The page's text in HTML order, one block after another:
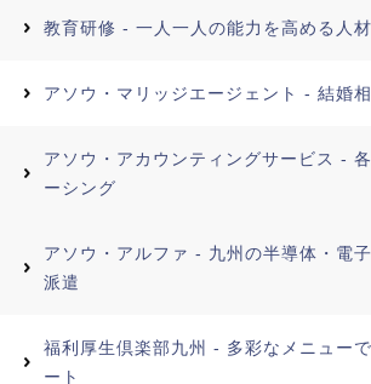
教育研修 - 一人一人の能力を高める人
アソウ・マリッジエージェント - 結婚
アソウ・アカウンティングサービス -
ーシング
アソウ・アルファ - 九州の半導体・電
派遣
福利厚生倶楽部九州 - 多彩なメニュー
ート